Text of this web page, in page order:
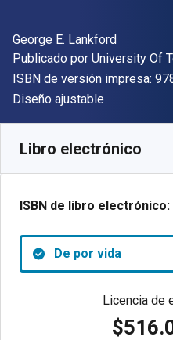
Autor(es)
George E. Lankford
Editor
Publicado por University Of
ISBN de versión impresa:
Formato
Diseño ajustable
Libro electrónico
ISBN de libro electrónico:
De por vida
Licencia de